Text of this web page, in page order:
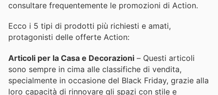
consultare frequentemente le promozioni di Action.
Ecco i 5 tipi di prodotti più richiesti e amati,
protagonisti delle offerte Action:
Articoli per la Casa e Decorazioni – Questi articoli
sono sempre in cima alle classifiche di vendita,
specialmente in occasione del Black Friday, grazie alla
loro capacità di rinnovare gli spazi con stile e